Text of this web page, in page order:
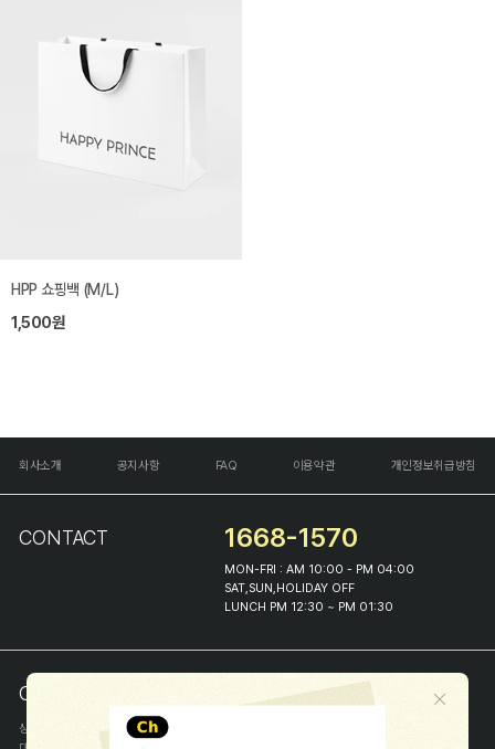
HPP 쇼핑백 (M/L)
1,500원
회사소개 공지사항 FAQ 이용약관 개인정보취급방침
CONTACT 1668-1570
MON-FRI : AM 10:00 - PM 04:00
SAT,SUN,HOLIDAY OFF
LUNCH PM 12:30 ~ PM 01:30
COMPANY INFO
상호
(주)해피프린스